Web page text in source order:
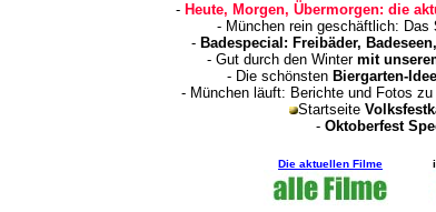
- Heute, Morgen, Übermorgen: die
- München rein geschäftlich: Das
- Badespecial: Freibäder,
- Gut durch den Winter mit
- Die schönsten Biergarten-
- München läuft: Berichte und Fotos zu
Startseite
- Oktoberfest
Die aktuellen Filme